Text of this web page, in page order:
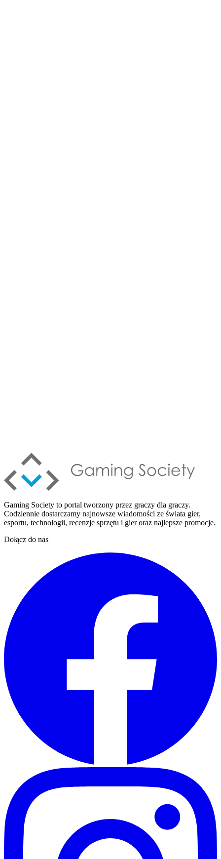
Gaming Society to portal tworzony przez graczy dla graczy.
Codziennie dostarczamy najnowsze wiadomości ze świata gier,
esportu, technologii, recenzje sprzętu i gier oraz najlepsze promocje.
Dołącz do nas